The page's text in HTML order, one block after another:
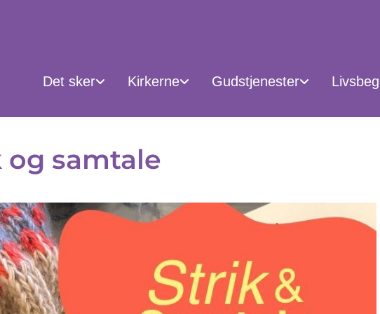
Det sker Kirkerne Gudstjenester
og samtale